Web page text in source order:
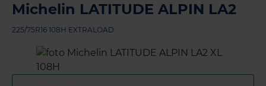
Michelin LATITUDE ALPIN LA2
225/75R16 108H EXTRALOAD